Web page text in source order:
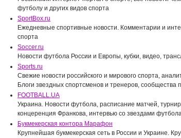
футболу и других видов спорта
SportBox.ru
Ежедневные спортивные новости. Комментарии и
спорта
Soccer.ru
Новости футбола России и Европы, кубки, видео,
Sports.ru
Свежие новости российского и мирового спорта,
Блоги звездных спортсменов и тренеров, сообщества
FOOTBALL.UA
Украина. Новости футбола, расписание матчей,
концеренция Франкова, интервью со звездами
Букмекерская контора Марафон
Крупнейшая букмекерская сеть в России и Украине.